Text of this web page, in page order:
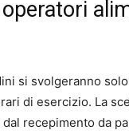
si svolgeranno
di esercizio. La
recepimento da